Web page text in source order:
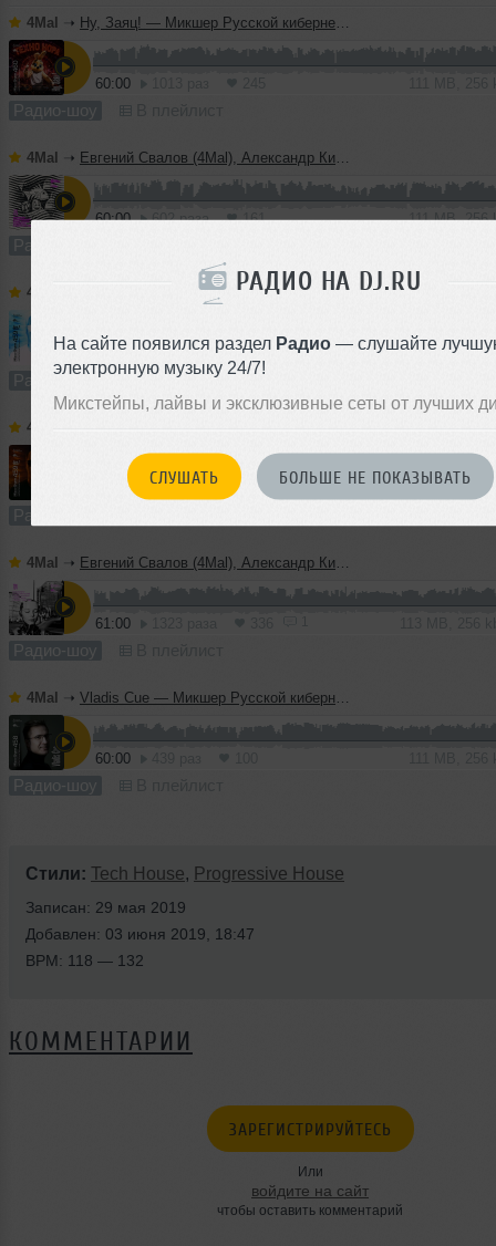
РАДИО НА DJ.RU
На сайте появился раздел Радио — слушайте
электронную музыку 24/7!
Микстейпы, лайвы и эксклюзивные сеты от лучших
СЛУШАТЬ БОЛЬШЕ НЕ ПОКАЗЫВАТЬ
4Mal ➝ Ну, Заяц! — Микшер Русской кибернетики 460 с Евгением Сваловым (4Mal) и Александром Киреевым (22.07.2026)
60:00
Радио-шоу
4Mal ➝ Евгений Свалов (4Mal), Александр Киреев — Русская кибернетика 725 (22.07.2026)
60:00 602 раза 161 111 MB, 256
Радио-шоу
4Mal Vladislav Romodan pres. Vlad Positive — Микшер Русской кибернетики 459, Part 2, с Евгением Сваловым (4Mal) и Александром Киреевым (15.07.2026)
10:26 1235 раз 290 19 MB, 256
Радио-шоу В плейлист
4Mal
60:00 722 раза 155 111 MB, 256
Радио-шоу
4Mal ➝ Евгений Свалов (4Mal), Александр Киреев — Русская кибернетика 724 (08.07.2026)
61:00
Радио-шоу
4Mal ➝ Vladis Cue — Микшер Русской кибернетики 458 с Евгением Сваловым (4Mal) и Александром Киреевым (08.07.2026)
60:00
Радио-шоу
Стили: Tech House, Progressive House
Записан: 29 мая 2019
Добавлен: 03 июня 2019, 18:47
BPM: 118 — 132
КОММЕНТАРИИ
ЗАРЕГИСТРИРУЙТЕСЬ
Или
войдите на сайт
чтобы оставить комментарий